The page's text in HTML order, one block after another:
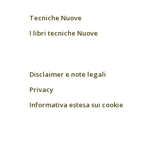
Tecniche Nuove
I libri tecniche Nuove
Disclaimer e note legali
Privacy
Informativa estesa sui cookie